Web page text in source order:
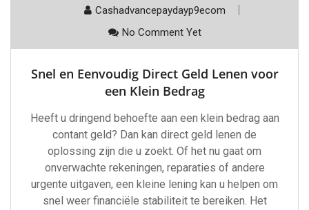
Cashadvancepaydayp9ecom
No Comment Yet
Snel en Eenvoudig Direct Geld Lenen voor
een Klein Bedrag
Heeft u dringend behoefte aan een klein bedrag aan
contant geld? Dan kan direct geld lenen de
oplossing zijn die u zoekt. Of het nu gaat om
onverwachte rekeningen, reparaties of andere
urgente uitgaven, een kleine lening kan u helpen om
snel weer financiële stabiliteit te bereiken. Het